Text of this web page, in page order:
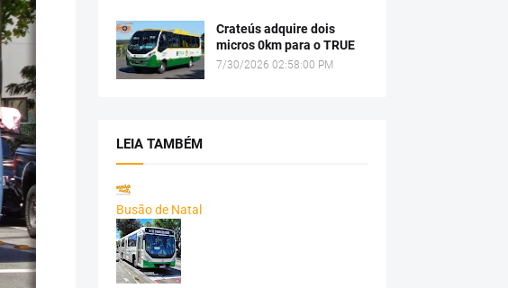
Crateús adquire dois
micros 0km para o TRUE
7/30/2026 02:58:00 PM
LEIA TAMBÉM
Busão de Natal